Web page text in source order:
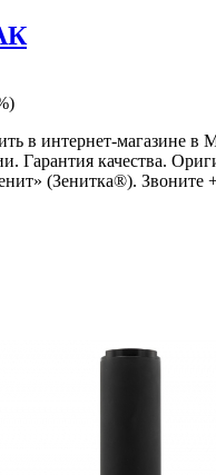
в интернет-магазине в
Гарантия качества.
(Зенитка®). Звоните